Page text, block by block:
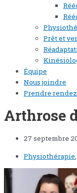
Prêt et
Équipe
Nous joindre
Prendre
Arthrose
27 septembre
Physiothérapie,